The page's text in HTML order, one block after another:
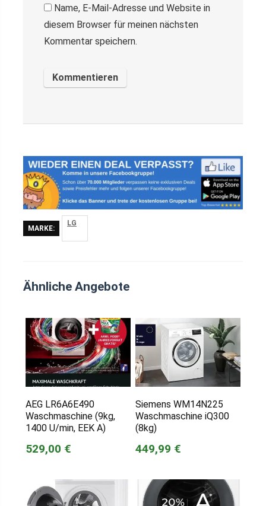
Name, E-Mail-Adresse und Website in
diesem Browser für meinen nächsten
Kommentar speichern.
MARKE:
LG
Ähnliche Angebote
AEG LR6A6E490
Waschmaschine (9kg,
1400 U/min, EEK A)
529,00 €
Siemens WM14N225
Waschmaschine iQ300
(8kg)
449,99 €